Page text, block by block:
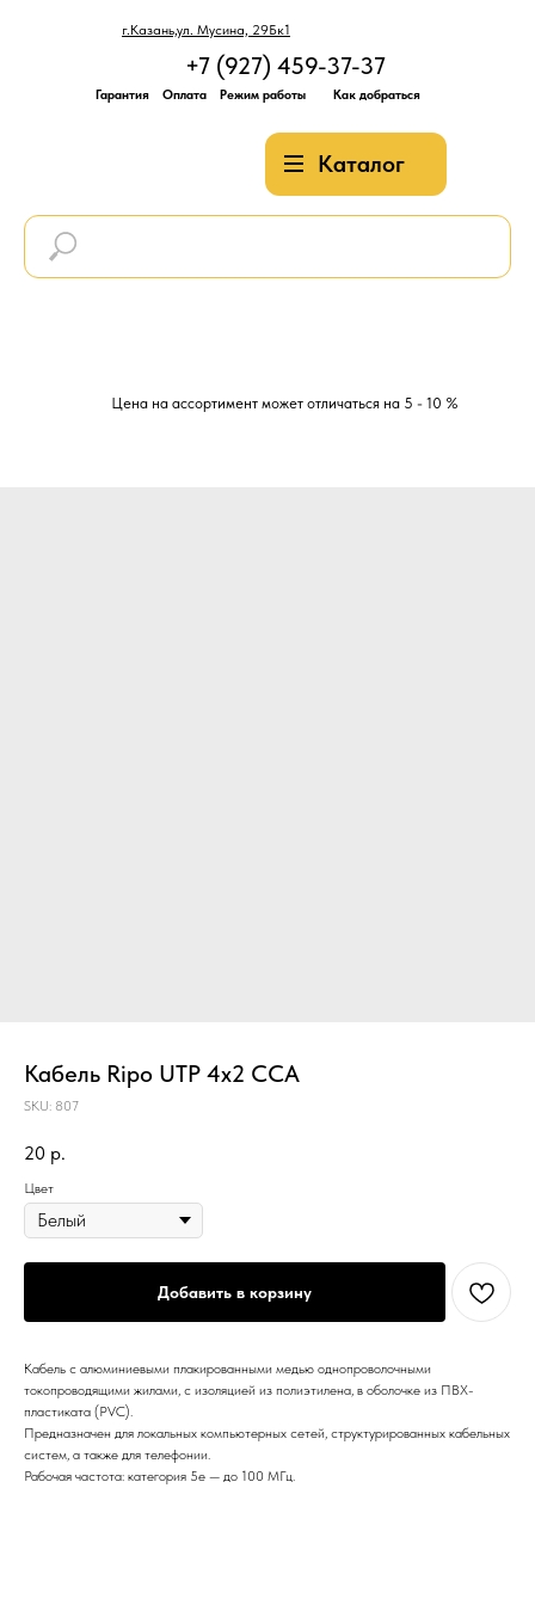
г.Казань,ул. Мусина, 29Бк1
Каталог
+7 (927) 459-37-37
Гарантия Оплата Режим работы Как добраться
Цена на ассортимент может отличаться на 5 - 10 %
Кабель Ripo UTP 4х2 CCA
SKU: 807
20 р.
Цвет
Добавить в корзину
Кабель с алюминиевыми плакированными медью однопроволочными
токопроводящими жилами, с изоляцией из полиэтилена, в оболочке из ПВХ-
пластиката (PVC).
Предназначен для локальных компьютерных сетей, структурированных кабельных
систем, а также для телефонии.
Рабочая частота: категория 5e — до 100 МГц.